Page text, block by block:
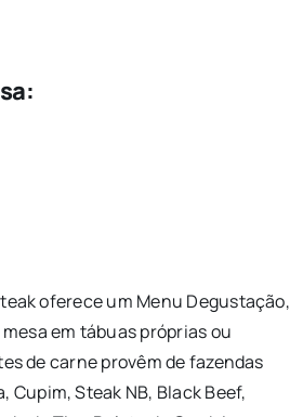
oferece um Menu Degustação,
em tábuas próprias ou
de carne provêm de fazendas
Steak NB, Black Beef,